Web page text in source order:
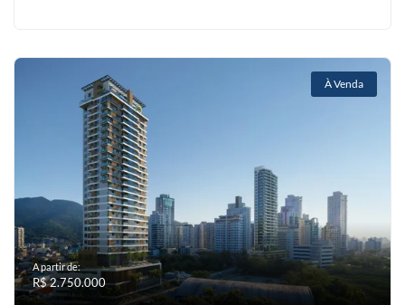
À Venda
A partir de:
R$ 2.750.000